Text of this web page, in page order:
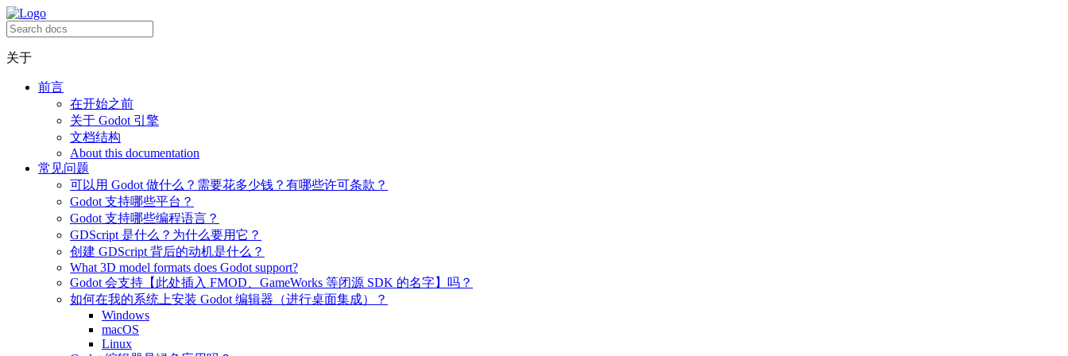
关于
前言
在开始之前
关于 Godot 引擎
文档结构
About this documentation
常见问题
可以用 Godot 做什么？需要花多少钱？有哪些许可条款？
Godot 支持哪些平台？
Godot 支持哪些编程语言？
GDScript 是什么？为什么要用它？
创建 GDScript 背后的动机是什么？
What 3D model formats does Godot support?
Godot 会支持【此处插入 FMOD、GameWorks 等闭源 SDK 的名字】吗？
如何在我的系统上安装 Godot 编辑器（进行桌面集成）？
Windows
macOS
Linux